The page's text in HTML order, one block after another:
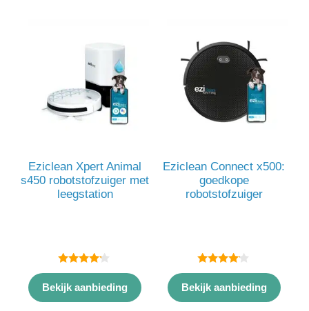
Eziclean Xpert Animal
s450 robotstofzuiger met
leegstation
4.00
van 5
Bekijk aanbieding
Eziclean Connect x500:
goedkope
robotstofzuiger
4.00
van 5
Bekijk aanbieding